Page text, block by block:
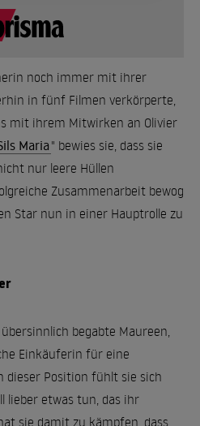
noch immer mit ihrer
in fünf Filmen verkörperte,
mit ihrem Mitwirken an Olivier
Maria " bewies sie, dass sie
nur leere Hüllen
Zusammenarbeit bewog
Star nun in einer Hauptrolle zu
begabte Maureen,
Einkäuferin für eine
dieser Position fühlt sie sich
lieber etwas tun, das ihr
sie damit zu kämpfen, dass